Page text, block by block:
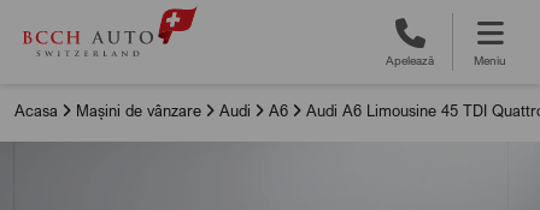
Apelează Meniu
Acasa Mașini de vânzare Audi A6 Audi A6 Limousine 45 TDI